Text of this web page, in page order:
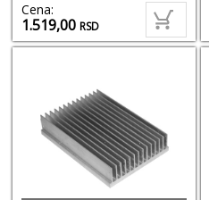
Cena:
1.519,00RSD